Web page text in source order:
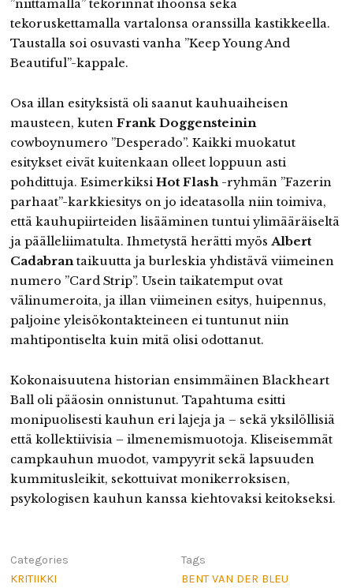
”niittamalla” tekorinnat ihoonsa sekä
tekoruskettamalla vartalonsa oranssilla kastikkeella.
Taustalla soi osuvasti vanha ”Keep Young And
Beautiful”-kappale.
Osa illan esityksistä oli saanut kauhuaiheisen
mausteen, kuten Frank Doggensteinin
cowboynumero ”Desperado”. Kaikki muokatut
esitykset eivät kuitenkaan olleet loppuun asti
pohdittuja. Esimerkiksi Hot Flash-ryhmän ”Fazerin
parhaat”-karkkiesitys on jo ideatasolla niin toimiva,
että kauhupiirteiden lisääminen tuntui ylimääräiseltä
ja päälleliimatulta. Ihmetystä herätti myös Albert
Cadabrantaikuutta ja burleskia yhdistävä viimeinen
numero ”Card Strip”. Usein taikatemput ovat
välinumeroita, ja illan viimeinen esitys, huipennus,
paljoine yleisökontakteineen ei tuntunut niin
mahtipontiselta kuin mitä olisi odottanut.
Kokonaisuutena historian ensimmäinen Blackheart
Ball oli pääosin onnistunut. Tapahtuma esitti
monipuolisesti kauhun eri lajeja ja – sekä yksilöllisiä
että kollektiivisia – ilmenemismuotoja. Kliseisemmät
campkauhun muodot, vampyyrit sekä lapsuuden
kummitusleikit, sekottuivat monikerroksisen,
psykologisen kauhun kanssa kiehtovaksi keitokseksi.
Categories
KRITIIKKI
Tags
BENT VAN DER BLEU